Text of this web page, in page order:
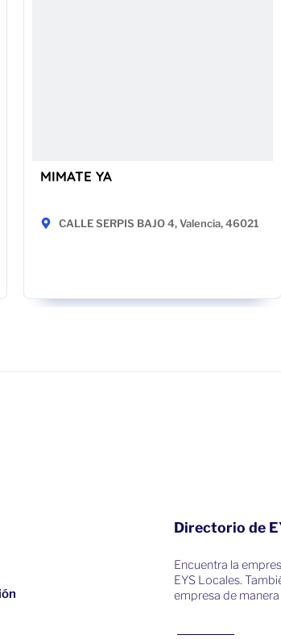
MIMATE YA
CALLE SERPIS BAJO 4, Valencia, 46021
Directorio de
Encuentra la
EYS Locales.
empresa de